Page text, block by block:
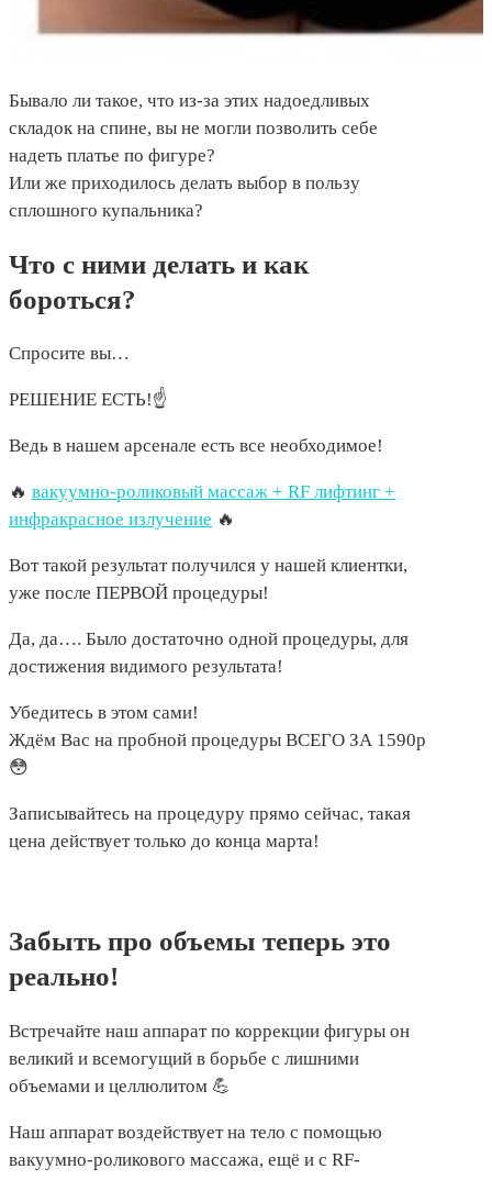
Бывало ли такое, что из-за этих надоедливых
складок на спине, вы не могли позволить себе
надеть платье по фигуре?
Или же приходилось делать выбор в пользу
сплошного купальника?
Что с ними делать и как
бороться?
Спросите вы…
РЕШЕНИЕ ЕСТЬ!☝️
Ведь в нашем арсенале есть все необходимое!
🔥 вакуумно-роликовый массаж + RF лифтинг +
инфракрасное излучение 🔥
Вот такой результат получился у нашей клиентки,
уже после ПЕРВОЙ процедуры!
Да, да…. Было достаточно одной процедуры, для
достижения видимого результата!
Убедитесь в этом сами!
Ждём Вас на пробной процедуры ВСЕГО ЗА 1590р
😳
Записывайтесь на процедуру прямо сейчас, такая
цена действует только до конца марта!
Забыть про объемы теперь это
реально!
Встречайте наш аппарат по коррекции фигуры он
великий и всемогущий в борьбе с лишними
объемами и целлюлитом 💪
Наш аппарат воздействует на тело с помощью
вакуумно-роликового массажа, ещё и с RF-